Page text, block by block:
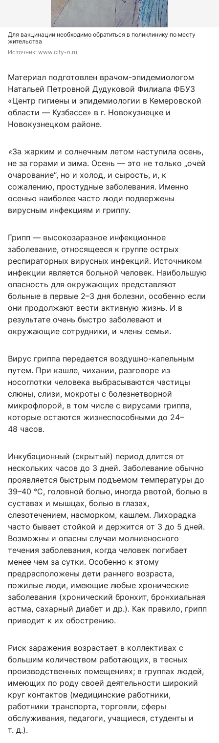
Для вакцинации необходимо обратиться в поликлинику по месту
жительства
Источник: www.city-n.ru
Материал подготовлен врачом-эпидемиологом
Натальей Петровной Дудуковой Филиала ФБУЗ
«Центр гигиены и эпидемиологии в Кемеровской
области — Кузбассе» в г. Новокузнецке и
Новокузнецком районе.
«За жарким и солнечным летом наступила осень,
не за горами и зима. Осень — это не только „очей
очарование“, но и холод, и сырость, и, к
сожалению, простудные заболевания. Именно
осенью наиболее часто люди подвержены
вирусным инфекциям и гриппу.
Грипп — высокозаразное инфекционное
заболевание, относящееся к группе острых
респираторных вирусных инфекций. Источником
инфекции является больной человек. Наибольшую
опасность для окружающих представляют
больные в первые 2–3 дня болезни, особенно если
они продолжают вести активную жизнь. И в
результате очень быстро заболевают и
окружающие сотрудники, и члены семьи.
Вирус гриппа передается воздушно-капельным
путем. При кашле, чихании, разговоре из
носоглотки человека выбрасываются частицы
слюны, слизи, мокроты с болезнетворной
микрофлорой, в том числе с вирусами гриппа,
которые остаются жизнеспособными до 24–
48 часов.
Инкубационный (скрытый) период длится от
нескольких часов до 3 дней. Заболевание обычно
проявляется быстрым подъемом температуры до
39–40 °С, головной болью, иногда рвотой, болью в
суставах и мышцах, болью в глазах,
слезотечением, насморком, кашлем. Лихорадка
часто бывает стойкой и держится от 3 до 5 дней.
Возможны и опасны случаи молниеносного
течения заболевания, когда человек погибает
менее чем за сутки. Особенно к этому
предрасположены дети раннего возраста,
пожилые люди, имеющие любые хронические
заболевания (хронический бронхит, бронхиальная
астма, сахарный диабет и др.). Как правило, грипп
приводит к их обострению.
Риск заражения возрастает в коллективах с
большим количеством работающих, в тесных
производственных помещениях; в группах людей,
имеющих по роду своей деятельности широкий
круг контактов (медицинские работники,
работники транспорта, торговли, сферы
обслуживания, педагоги, учащиеся, студенты и
т. д.).